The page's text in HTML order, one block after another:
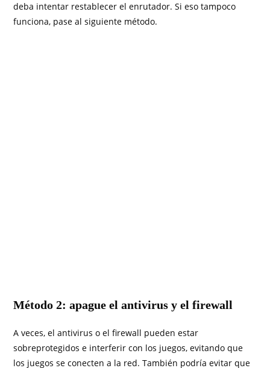
deba intentar restablecer el enrutador. Si eso tampoco
funciona, pase al siguiente método.
Método 2: apague el antivirus y el firewall
A veces, el antivirus o el firewall pueden estar
sobreprotegidos e interferir con los juegos, evitando que
los juegos se conecten a la red. También podría evitar que